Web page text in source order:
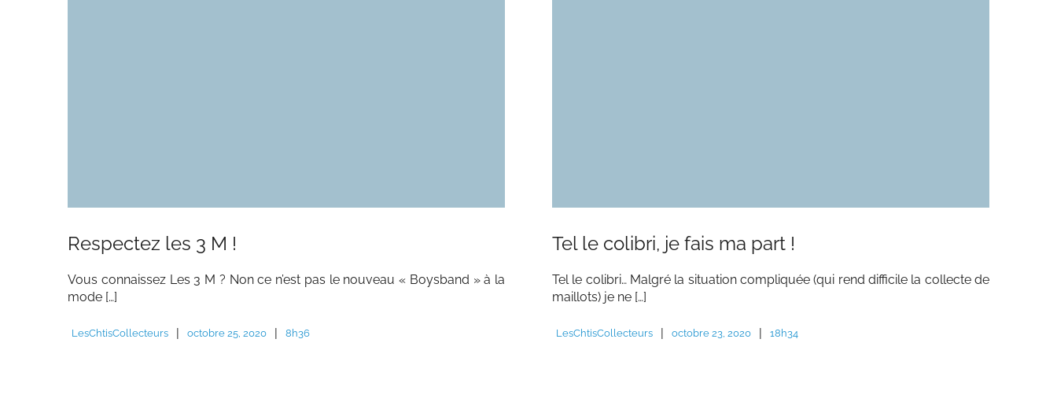
Respectez les 3 M !
Vous connaissez Les 3 M ? Non ce n’est pas le nouveau « Boysband » à la
mode […]
LesChtisCollecteurs | octobre 25, 2020 | 8h36
Tel le colibri, je fais ma part !
Tel le colibri… Malgré la situation compliquée (qui rend difficile la collecte de
maillots) je ne […]
LesChtisCollecteurs | octobre 23, 2020 | 18h34